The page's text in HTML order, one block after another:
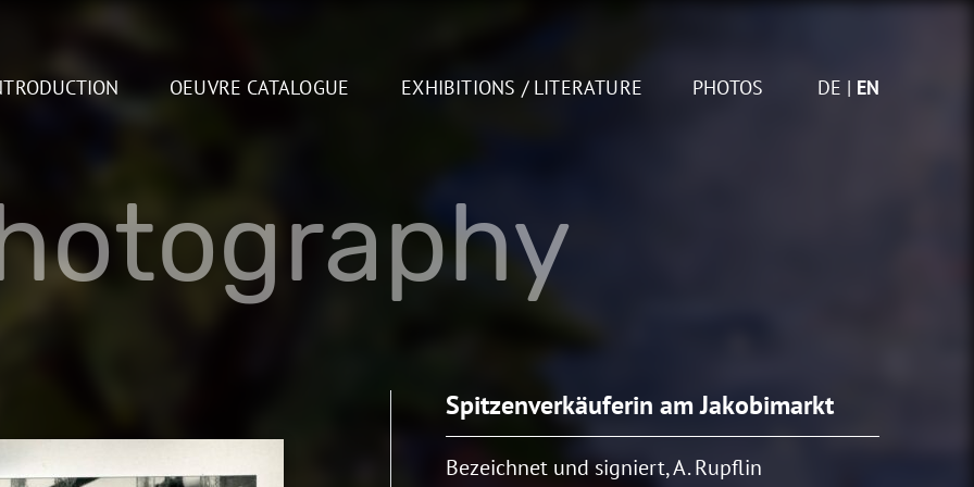
OEUVRE CATALOGUE EXHIBITIONS / LITERATURE PHOTOS DE EN
Spitzenverkäuferin am Jakobimarkt
Bezeichnet und signiert, A. Rupflin